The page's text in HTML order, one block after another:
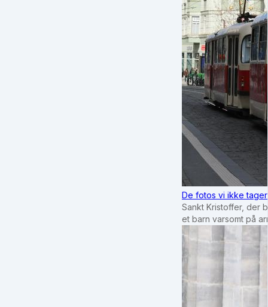
De fotos vi ikke
Sankt Kristoffer, der
et barn varsomt på